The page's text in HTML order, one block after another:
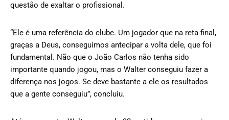
questão de exaltar o profissional.
“Ele é uma referência do clube. Um jogador que na reta final,
graças a Deus, conseguimos antecipar a volta dele, que foi
fundamental. Não que o João Carlos não tenha sido
importante quando jogou, mas o Walter conseguiu fazer a
diferença nos jogos. Se deve bastante a ele os resultados
que a gente conseguiu”, concluiu.